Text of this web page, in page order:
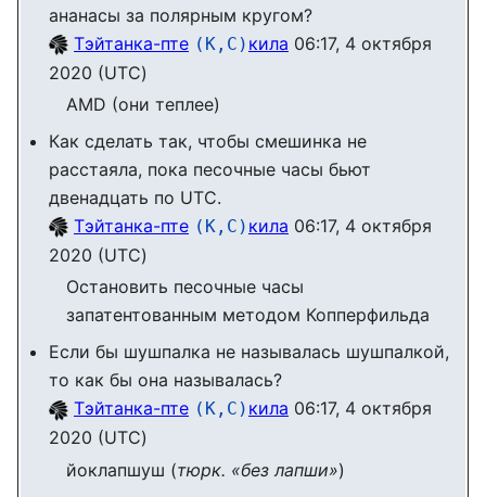
ананасы за полярным кругом?
Тэйтанка-пте (К,С) кила 06:17, 4 октября
2020 (UTC)
AMD (они теплее)
Как сделать так, чтобы смешинка не
расстаяла, пока песочные часы бьют
двенадцать по UTC.
Тэйтанка-пте (К,С) кила 06:17, 4 октября
2020 (UTC)
Остановить песочные часы
запатентованным методом Копперфильда
Если бы шушпалка не называлась шушпалкой,
то как бы она называлась?
Тэйтанка-пте (К,С) кила 06:17, 4 октября
2020 (UTC)
йоклапшуш (тюрк. «без лапши»)